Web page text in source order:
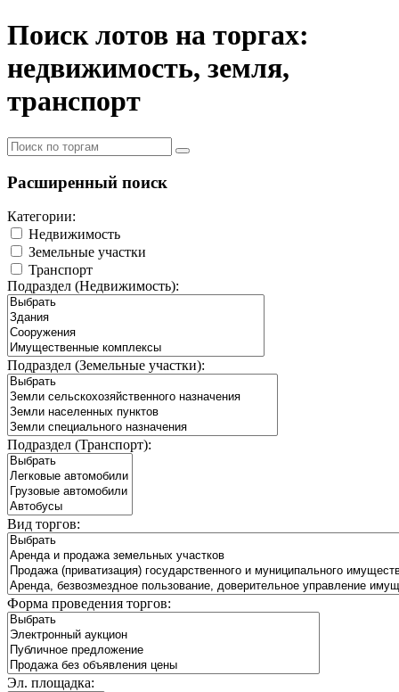
Поиск лотов на торгах:
недвижимость, земля,
транспорт
Расширенный поиск
Категории:
Недвижимость
Земельные участки
Транспорт
Подраздел (Недвижимость):
Подраздел (Земельные участки):
Подраздел (Транспорт):
Вид торгов:
Форма проведения торгов:
Эл. площадка: